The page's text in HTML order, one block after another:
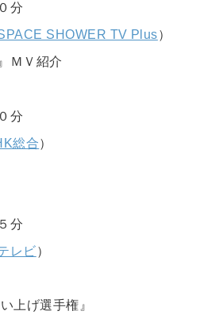
分
SHOWER TV Plus）
ＭＶ紹介
分
総合）
分
レビ）
上げ選手権』